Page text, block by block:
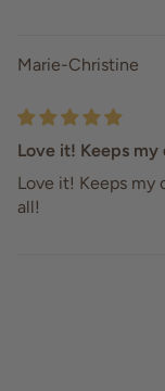
Marie-Christine
Love it! Keeps
Love it! Keeps my
all!